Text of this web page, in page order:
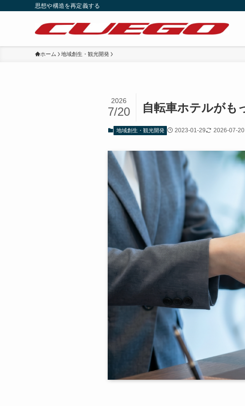
思想や構造を再定義する
ホーム 地域創生・観光開発
自転車ホテルがも
2026
7/20
地域創生・観光開発 2023-01-29 2026-07-20